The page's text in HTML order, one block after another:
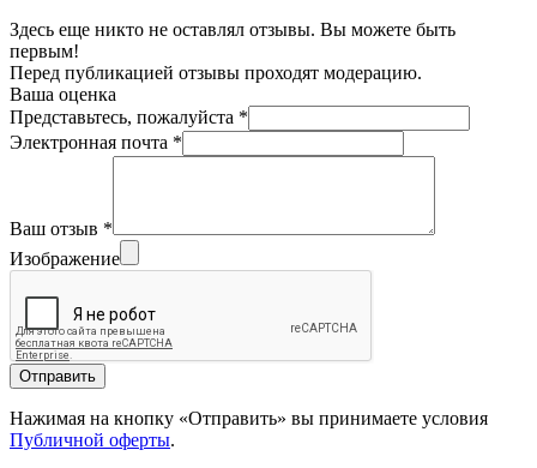
Здесь еще никто не оставлял отзывы. Вы можете быть
первым!
Перед публикацией отзывы проходят модерацию.
Ваша оценка
Представьтесь, пожалуйста *
Электронная почта *
Ваш отзыв *
Изображение
Отправить
Нажимая на кнопку «Отправить» вы принимаете условия
Публичной оферты.